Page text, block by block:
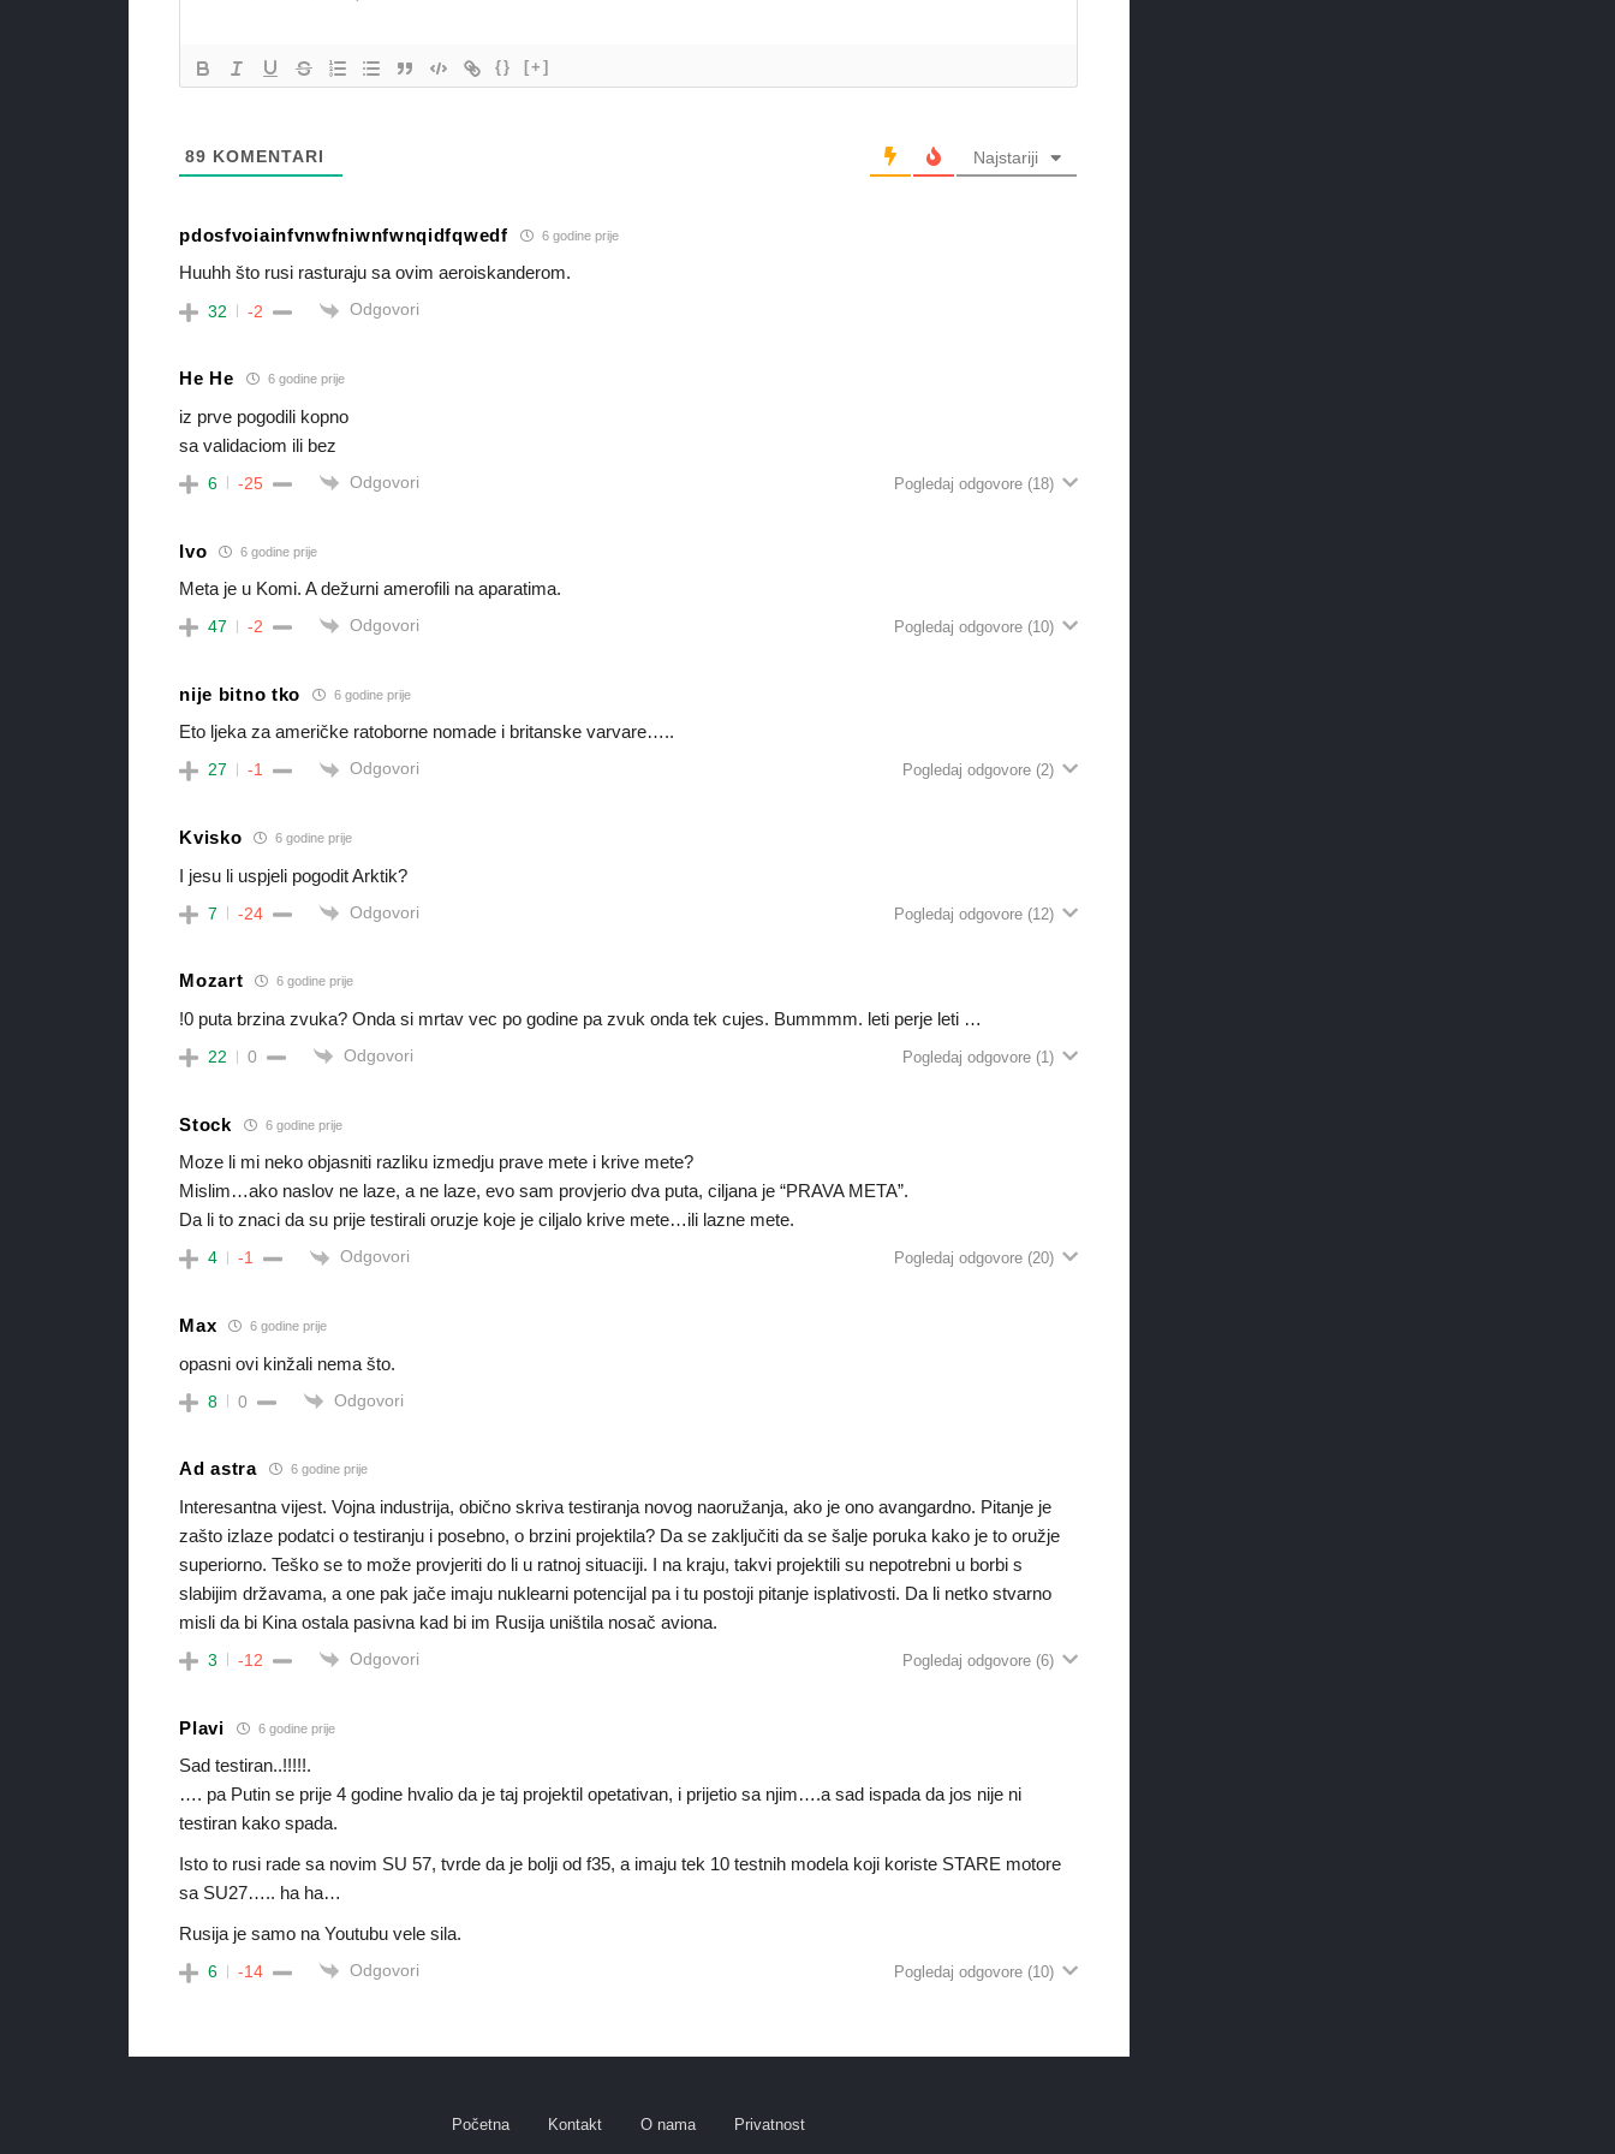
{} [+]
89 KOMENTARI Najstariji
pdosfvoiainfvnwfniwnfwnqidfqwedf 6 godine prije
Huuhh što rusi rasturaju sa ovim aeroiskanderom.
32 -2 Odgovori
He He 6 godine prije
iz prve pogodili kopno
sa validaciom ili bez
6 -25 Odgovori Pogledaj odgovore (18)
Ivo 6 godine prije
Meta je u Komi. A dežurni amerofili na aparatima.
47 -2 Odgovori Pogledaj odgovore (10)
nije bitno tko 6 godine prije
Eto ljeka za američke ratoborne nomade i britanske varvare…..
27 -1 Odgovori Pogledaj odgovore (2)
Kvisko 6 godine prije
I jesu li uspjeli pogodit Arktik?
7 -24 Odgovori Pogledaj odgovore (12)
Mozart 6 godine prije
!0 puta brzina zvuka? Onda si mrtav vec po godine pa zvuk onda tek cujes. Bummmm. leti perje leti …
22 0 Odgovori Pogledaj odgovore (1)
Stock 6 godine prije
Moze li mi neko objasniti razliku izmedju prave mete i krive mete?
Mislim…ako naslov ne laze, a ne laze, evo sam provjerio dva puta, ciljana je “PRAVA META”.
Da li to znaci da su prije testirali oruzje koje je ciljalo krive mete…ili lazne mete.
4 -1 Odgovori Pogledaj odgovore (20)
Max 6 godine prije
opasni ovi kinžali nema što.
8 0 Odgovori
Ad astra 6 godine prije
Interesantna vijest. Vojna industrija, obično skriva testiranja novog naoružanja, ako je ono avangardno. Pitanje je
zašto izlaze podatci o testiranju i posebno, o brzini projektila? Da se zaključiti da se šalje poruka kako je to oružje
superiorno. Teško se to može provjeriti do li u ratnoj situaciji. I na kraju, takvi projektili su nepotrebni u borbi s
slabijim državama, a one pak jače imaju nuklearni potencijal pa i tu postoji pitanje isplativosti. Da li netko stvarno
misli da bi Kina ostala pasivna kad bi im Rusija uništila nosač aviona.
3 -12 Odgovori Pogledaj odgovore (6)
Plavi 6 godine prije
Sad testiran..!!!!!.
…. pa Putin se prije 4 godine hvalio da je taj projektil opetativan, i prijetio sa njim….a sad ispada da jos nije ni
testiran kako spada.
Isto to rusi rade sa novim SU 57, tvrde da je bolji od f35, a imaju tek 10 testnih modela koji koriste STARE motore
sa SU27….. ha ha…
Rusija je samo na Youtubu vele sila.
6 -14 Odgovori Pogledaj odgovore (10)
Početna Kontakt O nama Privatnost